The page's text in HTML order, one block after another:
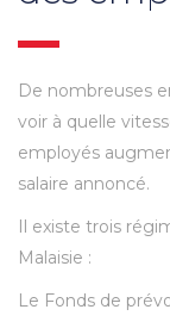
De nombreuses
voir à quelle
employés
salaire annoncé.
Il existe trois
Malaisie :
Le Fonds de